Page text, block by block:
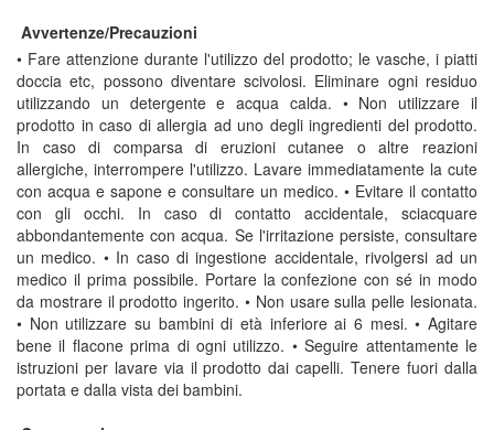
Avvertenze/Precauzioni
• Fare attenzione durante l'utilizzo del prodotto; le vasche, i piatti
doccia etc, possono diventare scivolosi. Eliminare ogni residuo
utilizzando un detergente e acqua calda. • Non utilizzare il
prodotto in caso di allergia ad uno degli ingredienti del prodotto.
In caso di comparsa di eruzioni cutanee o altre reazioni
allergiche, interrompere l'utilizzo. Lavare immediatamente la cute
con acqua e sapone e consultare un medico. • Evitare il contatto
con gli occhi. In caso di contatto accidentale, sciacquare
abbondantemente con acqua. Se l'irritazione persiste, consultare
un medico. • In caso di ingestione accidentale, rivolgersi ad un
medico il prima possibile. Portare la confezione con sé in modo
da mostrare il prodotto ingerito. • Non usare sulla pelle lesionata.
• Non utilizzare su bambini di età inferiore ai 6 mesi. • Agitare
bene il flacone prima di ogni utilizzo. • Seguire attentamente le
istruzioni per lavare via il prodotto dai capelli. Tenere fuori dalla
portata e dalla vista dei bambini.